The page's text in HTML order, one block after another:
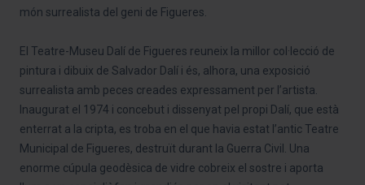
món surrealista del geni de Figueres.
El Teatre-Museu Dalí de Figueres reuneix la millor col·lecció de
pintura i dibuix de Salvador Dalí i és, alhora, una exposició
surrealista amb peces creades expressament per l’artista.
Inaugurat el 1974 i concebut i dissenyat pel propi Dalí, que està
enterrat a la cripta, es troba en el que havia estat l’antic Teatre
Municipal de Figueres, destruït durant la Guerra Civil. Una
enorme cúpula geodèsica de vidre cobreix el sostre i aporta